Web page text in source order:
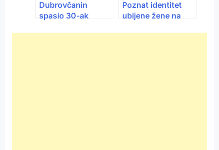
Dubrovčanin
spasio 30-ak
Poznat identitet
ubijene žene na